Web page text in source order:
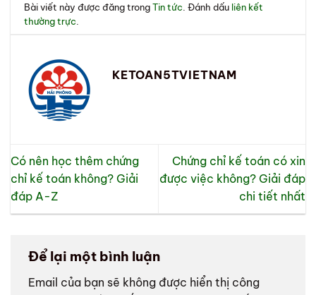
Bài viết này được đăng trongTin tức. Đánh dấu liên kết
thường trực.
KETOAN5TVIETNAM
Có nên học thêm chứng
chỉ kế toán không? Giải
đáp A-Z
Chứng chỉ kế toán có xin
được việc không? Giải đáp
chi tiết nhất
Để lại một bình luận
Email của bạn sẽ không được hiển thị công